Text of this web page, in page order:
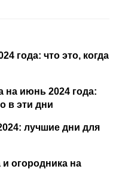
года: что это, когда
июнь 2024 года:
в эти дни
лучшие дни для
огородника на